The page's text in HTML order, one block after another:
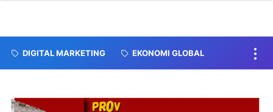
DIGITAL MARKETING EKONOMI GLOBAL